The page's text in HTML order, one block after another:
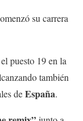
su carrera
puesto 19 en la
también
deEspaña.